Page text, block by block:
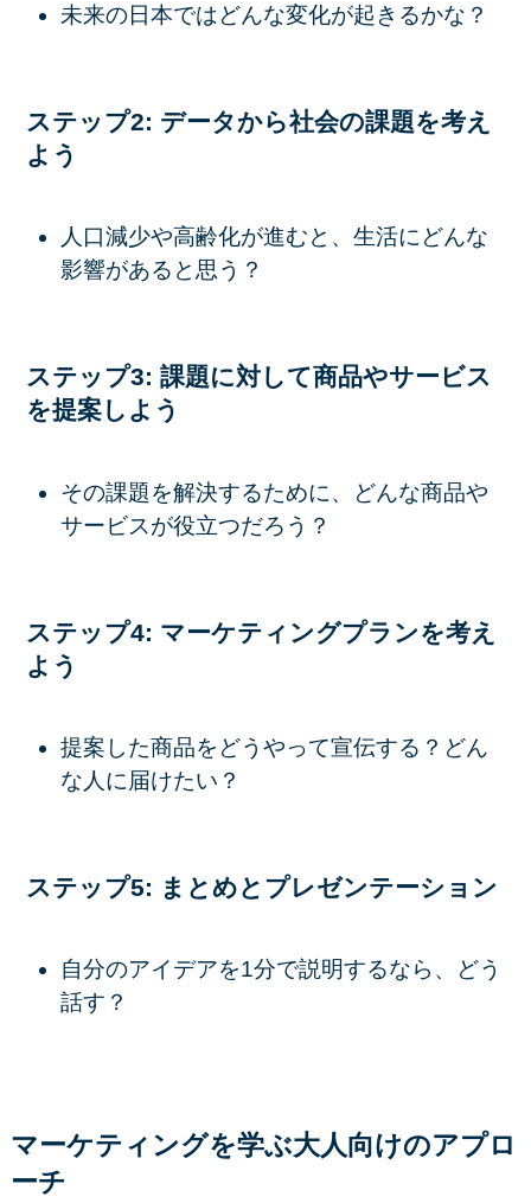
未来の日本ではどんな変化が起きるかな？
ステップ2: データから社会の課題を考え
よう
人口減少や高齢化が進むと、生活にどんな
影響があると思う？
ステップ3: 課題に対して商品やサービス
を提案しよう
その課題を解決するために、どんな商品や
サービスが役立つだろう？
ステップ4: マーケティングプランを考え
よう
提案した商品をどうやって宣伝する？どん
な人に届けたい？
ステップ5: まとめとプレゼンテーション
自分のアイデアを1分で説明するなら、どう
話す？
マーケティングを学ぶ大人向けのアプロ
ーチ